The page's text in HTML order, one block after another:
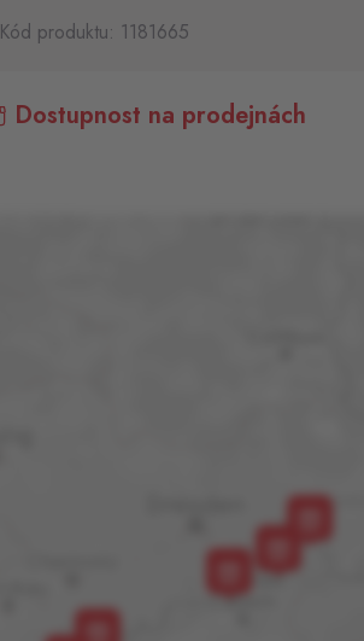
Kód produktu: 1181665
Dostupnost na prodejnách